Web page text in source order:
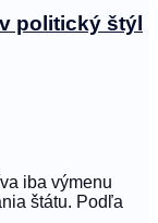
politický štýl
iba výmenu
štátu. Podľa